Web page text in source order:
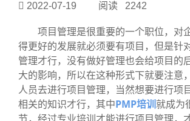
2022-07-19 阅读 2242
项目管理是很重要的一个职位，对
得更好的发展就必须要有项目，但是针
管理才行，没有做好管理也会给项目的
大的影响，所以在这种形式下就要注意
人员去进行项目管理，当然想要进行项
相关的知识才行，其中PMP培训 就成为